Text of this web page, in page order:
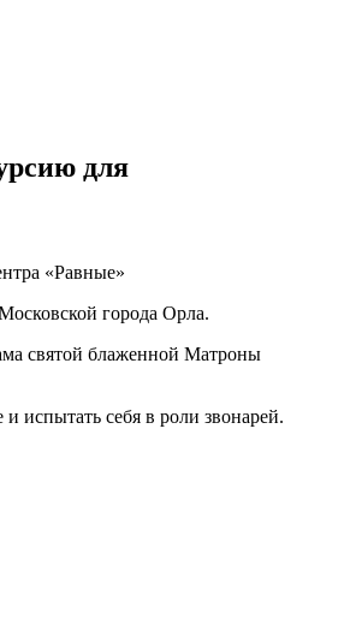
для
города Орла.
святой блаженной Матроны
испытать себя в роли звонарей.